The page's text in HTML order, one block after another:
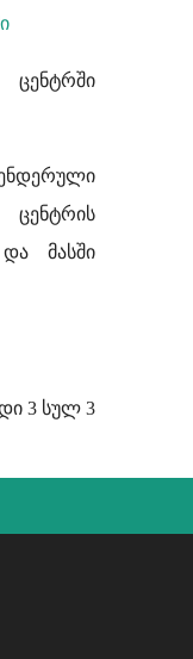
მასში
3 სულ 3